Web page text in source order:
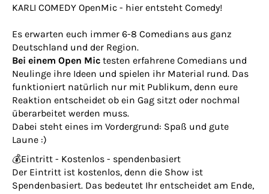
KARLI COMEDY OpenMic - hier entsteht Comedy!
Es erwarten euch immer 6-8 Comedians aus ganz
Deutschland und der Region.
Bei einem Open Mic testen erfahrene Comedians und
Neulinge ihre Ideen und spielen ihr Material rund. Das
funktioniert natürlich nur mit Publikum, denn eure
Reaktion entscheidet ob ein Gag sitzt oder nochmal
überarbeitet werden muss.
Dabei steht eines im Vordergrund: Spaß und gute
Laune :)
💰Eintritt - Kostenlos - spendenbasiert
Der Eintritt ist kostenlos, denn die Show ist
Spendenbasiert. Das bedeutet Ihr entscheidet am Ende,